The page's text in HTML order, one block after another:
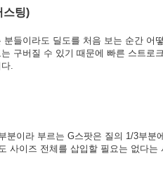
스팅)
분들이라도 딜도를 처음 보는 순간
구버질 수 있기 때문에 빠른 스트
.
분이라 부르는 G스팟은 질의 1/3부
사이즈 전체를 삽입할 필요는 없다는